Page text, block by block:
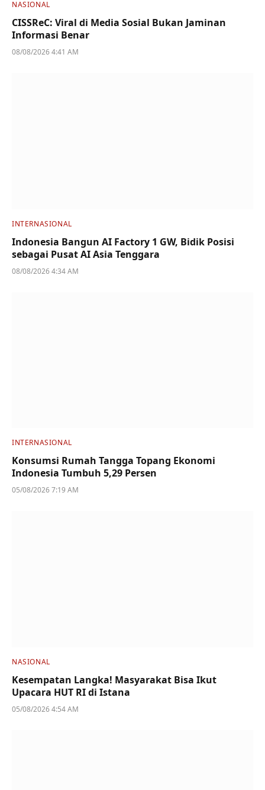
NASIONAL
CISSReC: Viral di Media Sosial Bukan Jaminan
Informasi Benar
08/08/2026 4:41 AM
INTERNASIONAL
Indonesia Bangun AI Factory 1 GW, Bidik Posisi
sebagai Pusat AI Asia Tenggara
08/08/2026 4:34 AM
INTERNASIONAL
Konsumsi Rumah Tangga Topang Ekonomi
Indonesia Tumbuh 5,29 Persen
05/08/2026 7:19 AM
NASIONAL
Kesempatan Langka! Masyarakat Bisa Ikut
Upacara HUT RI di Istana
05/08/2026 4:54 AM